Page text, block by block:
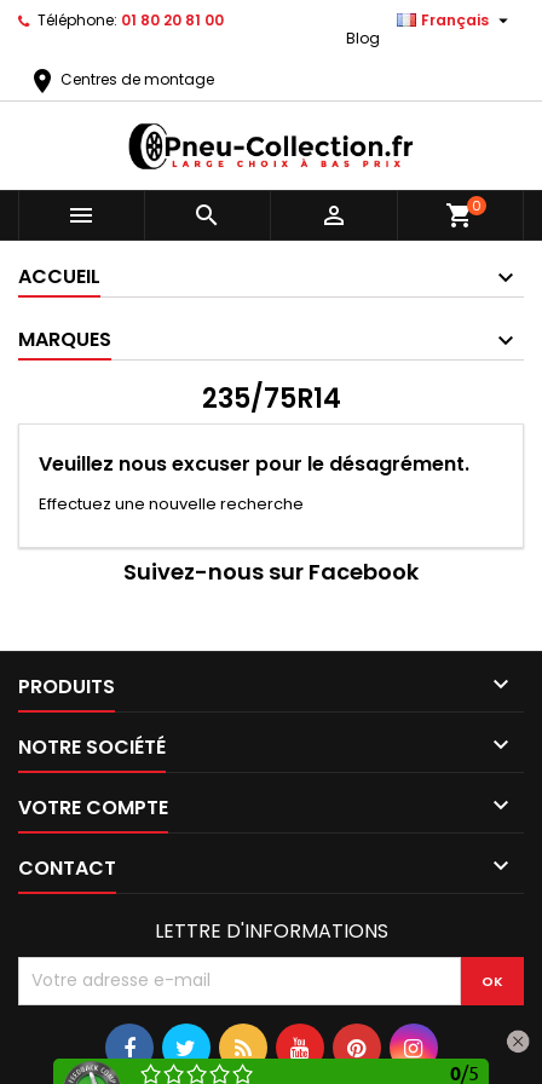
Téléphone: 01 80 20 81 00 Français 
Blog
location_on Centres de montage
   shopping_cart0
ACCUEIL
MARQUES
235/75R14
Veuillez nous excuser pour le désagrément.
Effectuez une nouvelle recherche
Suivez-nous sur Facebook
0/5
PRODUITS 
NOTRE SOCIÉTÉ 
VOTRE COMPTE 
CONTACT 
LETTRE D'INFORMATIONS